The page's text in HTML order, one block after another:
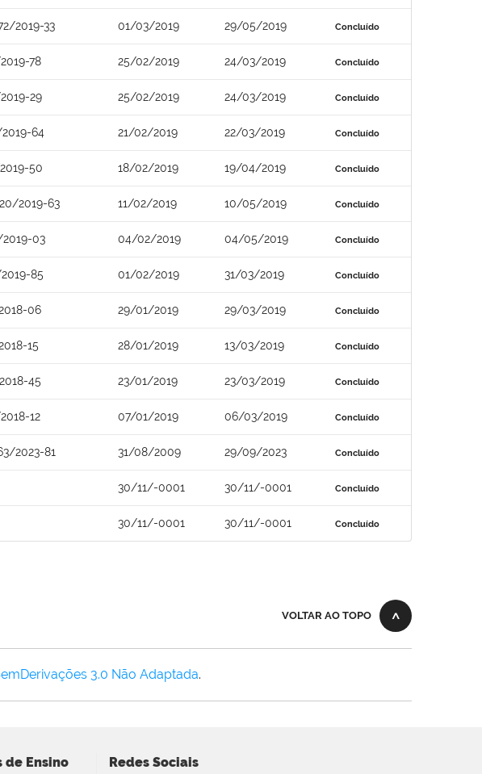
2019-33 01/03/2019 29/05/2019 Concluído
78 25/02/2019 24/03/2019 Concluído
29 25/02/2019 24/03/2019 Concluído
64 21/02/2019 22/03/2019 Concluído
50 18/02/2019 19/04/2019 Concluído
2019-63 11/02/2019 10/05/2019 Concluído
03 04/02/2019 04/05/2019 Concluído
85 01/02/2019 31/03/2019 Concluído
06 29/01/2019 29/03/2019 Concluído
15 28/01/2019 13/03/2019 Concluído
45 23/01/2019 23/03/2019 Concluído
12 07/01/2019 06/03/2019 Concluído
2023-81 31/08/2009 29/09/2023 Concluído
30/11/-0001 30/11/-0001 Concluído
30/11/-0001 30/11/-0001 Concluído
VOLTAR AO TOPO
3.0 Não Adaptada.
de Ensino Redes Sociais